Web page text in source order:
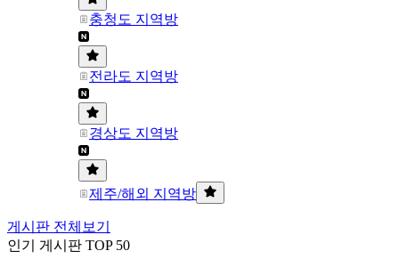
충청도 지역방
전라도 지역방
경상도 지역방
제주/해외 지역방
게시판 전체보기
인기 게시판 TOP 50